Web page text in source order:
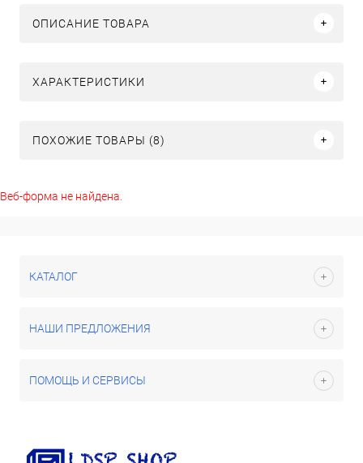
ОПИСАНИЕ ТОВАРА
ХАРАКТЕРИСТИКИ
ПОХОЖИЕ ТОВАРЫ (8)
Веб-форма не найдена.
КАТАЛОГ
НАШИ ПРЕДЛОЖЕНИЯ
ПОМОЩЬ И СЕРВИСЫ